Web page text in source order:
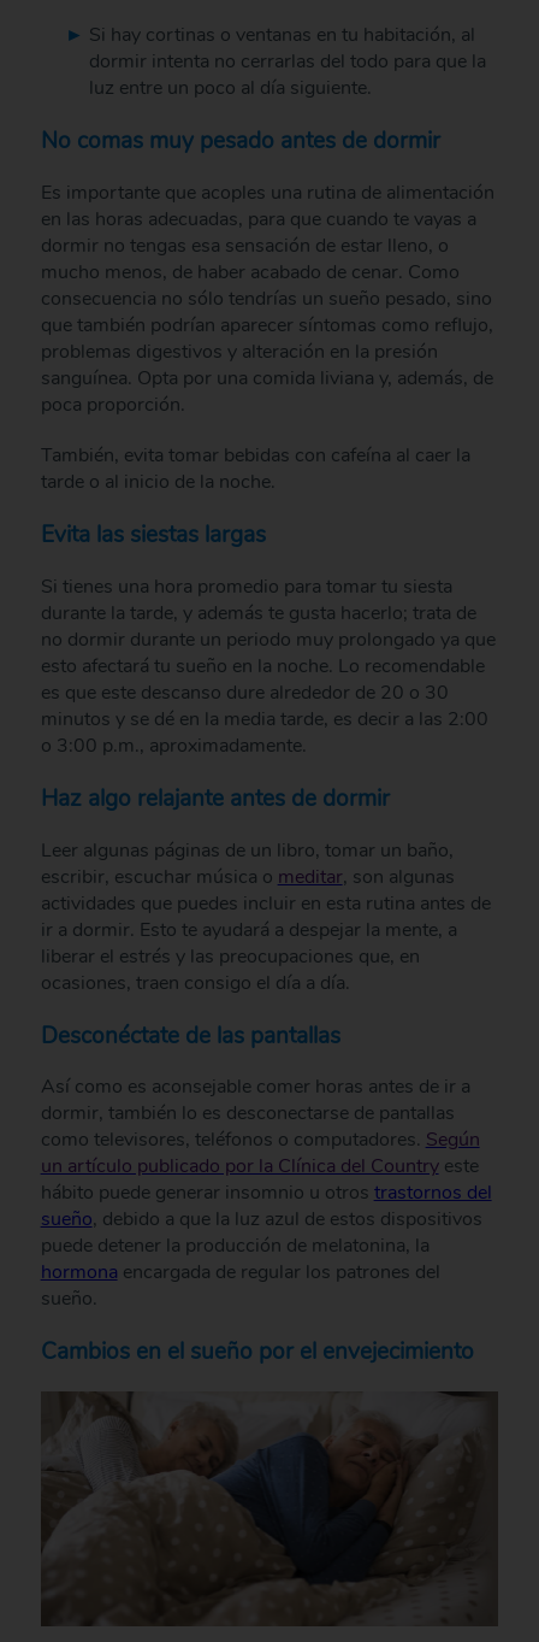
Si hay cortinas o ventanas en tu habitación, al
dormir intenta no cerrarlas del todo para que la
luz entre un poco al día siguiente.
No comas muy pesado antes de dormir
Es importante que acoples una rutina de alimentación
en las horas adecuadas, para que cuando te vayas a
dormir no tengas esa sensación de estar lleno, o
mucho menos, de haber acabado de cenar. Como
consecuencia no sólo tendrías un sueño pesado, sino
que también podrían aparecer síntomas como reflujo,
problemas digestivos y alteración en la presión
sanguínea. Opta por una comida liviana y, además, de
poca proporción.
También, evita tomar bebidas con cafeína al caer la
tarde o al inicio de la noche.
Evita las siestas largas
Si tienes una hora promedio para tomar tu siesta
durante la tarde, y además te gusta hacerlo; trata de
no dormir durante un periodo muy prolongado ya que
esto afectará tu sueño en la noche. Lo recomendable
es que este descanso dure alrededor de 20 o 30
minutos y se dé en la media tarde, es decir a las 2:00
o 3:00 p.m., aproximadamente.
Haz algo relajante antes de dormir
Leer algunas páginas de un libro, tomar un baño,
escribir, escuchar música o meditar, son algunas
actividades que puedes incluir en esta rutina antes de
ir a dormir. Esto te ayudará a despejar la mente, a
liberar el estrés y las preocupaciones que, en
ocasiones, traen consigo el día a día.
Desconéctate de las pantallas
Así como es aconsejable comer horas antes de ir a
dormir, también lo es desconectarse de pantallas
como televisores, teléfonos o computadores. Según
un artículo publicado por la Clínica del Countryeste
hábito puede generar insomnio u otros trastornos del
sueño, debido a que la luz azul de estos dispositivos
puede detener la producción de melatonina, la
hormona encargada de regular los patrones del
sueño.
Cambios en el sueño por el envejecimiento